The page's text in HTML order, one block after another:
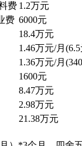
费 1.2万元
费 6000元
18.4万元
1.46万元/月
1.36万元/月
1600元
8.47万元
2.98万元
21.38万元